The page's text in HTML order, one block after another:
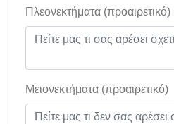
Πλεονεκτήματα (προαιρετικό)
Μειονεκτήματα (προαιρετικό)